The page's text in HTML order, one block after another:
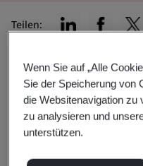
Teilen:
Bei der
müssen Sie
Produkt den
Wenn Sie auf „Alle
Sie der Speicherung von
die Websitenavigation zu
zu analysieren und
unterstützen.